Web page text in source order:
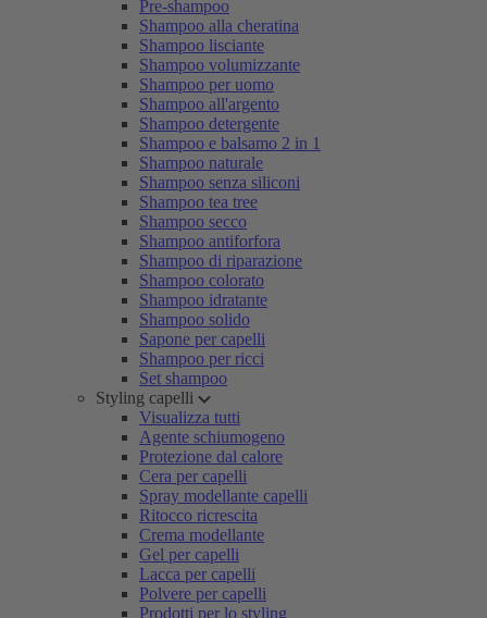
Pre-shampoo
Shampoo alla cheratina
Shampoo lisciante
Shampoo volumizzante
Shampoo per uomo
Shampoo all'argento
Shampoo detergente
Shampoo e balsamo 2 in 1
Shampoo naturale
Shampoo senza siliconi
Shampoo tea tree
Shampoo secco
Shampoo antiforfora
Shampoo di riparazione
Shampoo colorato
Shampoo idratante
Shampoo solido
Sapone per capelli
Shampoo per ricci
Set shampoo
Styling capelli
Visualizza tutti
Agente schiumogeno
Protezione dal calore
Cera per capelli
Spray modellante capelli
Ritocco ricrescita
Crema modellante
Gel per capelli
Lacca per capelli
Polvere per capelli
Prodotti per lo styling